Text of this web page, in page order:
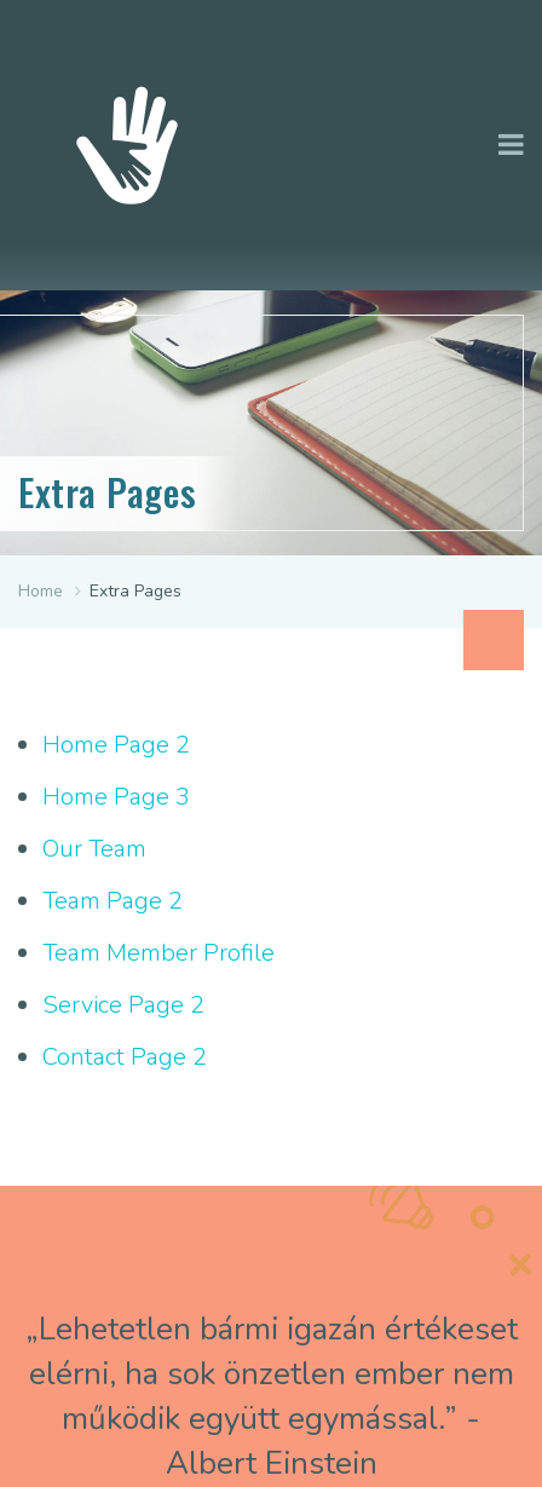
Extra Pages
Home Extra Pages
Home Page 2
Home Page 3
Our Team
Team Page 2
Team Member Profile
Service Page 2
Contact Page 2
„Lehetetlen bármi igazán értékeset
elérni, ha sok önzetlen ember nem
működik együtt egymással.” -
Albert Einstein